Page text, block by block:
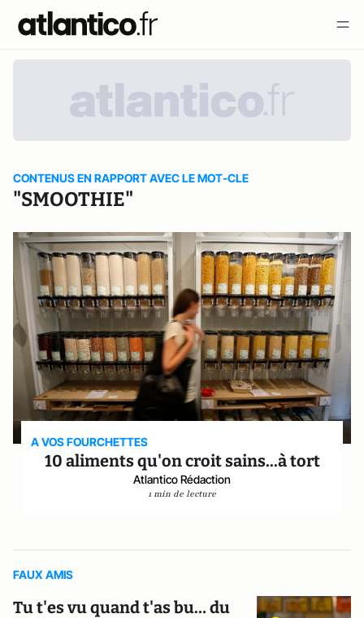
CONTENUS EN RAPPORT AVEC LE MOT-CLE
"SMOOTHIE"
A VOS FOURCHETTES
10 aliments qu'on croit sains...à tort
Atlantico Rédaction
1 min de lecture
FAUX AMIS
Tu t'es vu quand t'as bu… du